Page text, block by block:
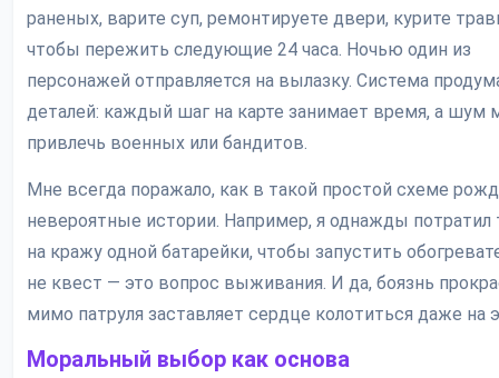
раненых, варите суп, ремонтируете двери, курите
чтобы пережить следующие 24 часа. Ночью один из
персонажей отправляется на вылазку. Система
деталей: каждый шаг на карте занимает время, а шум
привлечь военных или бандитов.
Мне всегда поражало, как в такой простой схеме
невероятные истории. Например, я однажды потратил
на кражу одной батарейки, чтобы запустить
не квест — это вопрос выживания. И да, боязнь
мимо патруля заставляет сердце колотиться даже на
Моральный выбор как основа